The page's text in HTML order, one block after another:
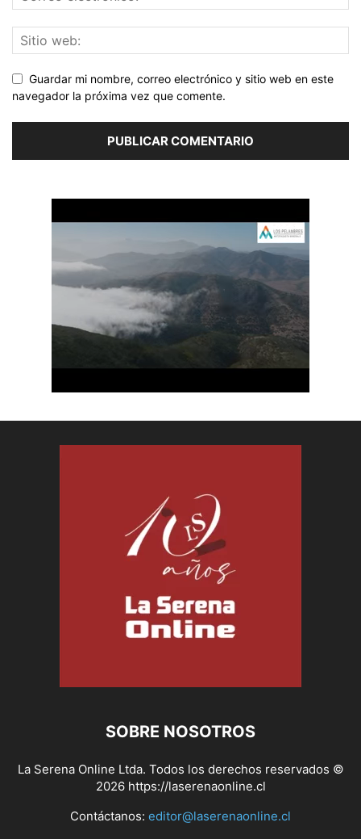
Guardar mi nombre, correo electrónico y sitio web en este
navegador la próxima vez que comente.
SOBRE NOSOTROS
La Serena Online Ltda. Todos los derechos reservados ©
2026 https://laserenaonline.cl
Contáctanos: editor@laserenaonline.cl